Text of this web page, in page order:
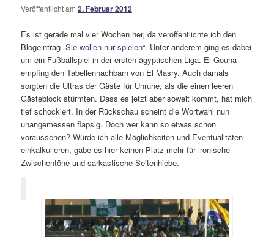
Veröffentlicht am2. Februar 2012
Es ist gerade mal vier Wochen her, da veröffentlichte ich den
Blogeintrag„Sie wollen nur spielen“. Unter anderem ging es dabei
um ein Fußballspiel in der ersten ägyptischen Liga. El Gouna
empfing den Tabellennachbarn von El Masry. Auch damals
sorgten die Ultras der Gäste für Unruhe, als die einen leeren
Gästeblock stürmten. Dass es jetzt aber soweit kommt, hat mich
tief schockiert. In der Rückschau scheint die Wortwahl nun
unangemessen flapsig. Doch wer kann so etwas schon
voraussehen? Würde ich alle Möglichkeiten und Eventualitäten
einkalkulieren, gäbe es hier keinen Platz mehr für ironische
Zwischentöne und sarkastische Seitenhiebe.